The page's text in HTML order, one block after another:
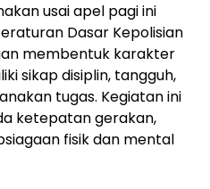
usai apel pagi ini
Dasar Kepolisian
membentuk karakter
sikap disiplin, tangguh,
tugas. Kegiatan ini
ketepatan gerakan,
fisik dan mental